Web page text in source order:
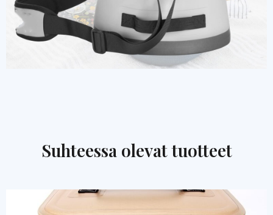
Suhteessa olevat tuotteet